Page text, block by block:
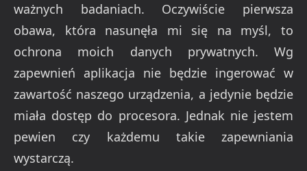
ważnych badaniach. Oczywiście pierwsza
obawa, która nasunęła mi się na myśl, to
ochrona moich danych prywatnych. Wg
zapewnień aplikacja nie będzie ingerować w
zawartość naszego urządzenia, a jedynie będzie
miała dostęp do procesora. Jednak nie jestem
pewien czy każdemu takie zapewniania
wystarczą.